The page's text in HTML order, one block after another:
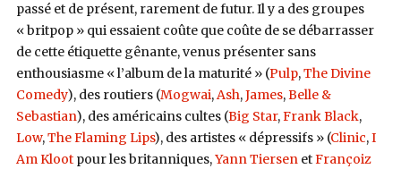
passé et de présent, rarement de futur. Il y a des groupes
« britpop » qui essaient coûte que coûte de se débarrasser
de cette étiquette gênante, venus présenter sans
enthousiasme « l’album de la maturité » (Pulp,The Divine
Comedy), des routiers (Mogwai,Ash,James,Belle &
Sebastian), des américains cultes (Big Star,Frank Black,
Low,The Flaming Lips), des artistes « dépressifs » (Clinic,I
Am Klootpour les britanniques,Yann TiersenetFrançoiz